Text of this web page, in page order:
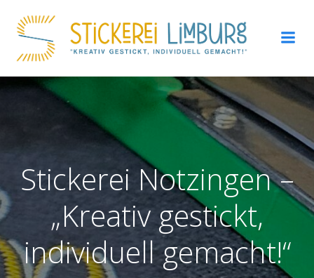
Inhalt
springen
Stickerei Notzingen –
„Kreativ gestickt,
individuell gemacht!“